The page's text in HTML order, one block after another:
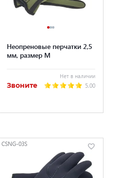
Неопреновые перчатки 2,5
мм, размер M
Нет в наличии
Звоните 5.00
CSNG-03S